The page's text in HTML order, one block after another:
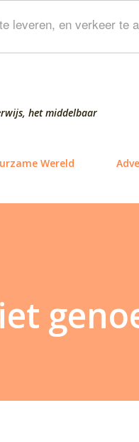
leveren, en verkeer te
het middelbaar
Wereld